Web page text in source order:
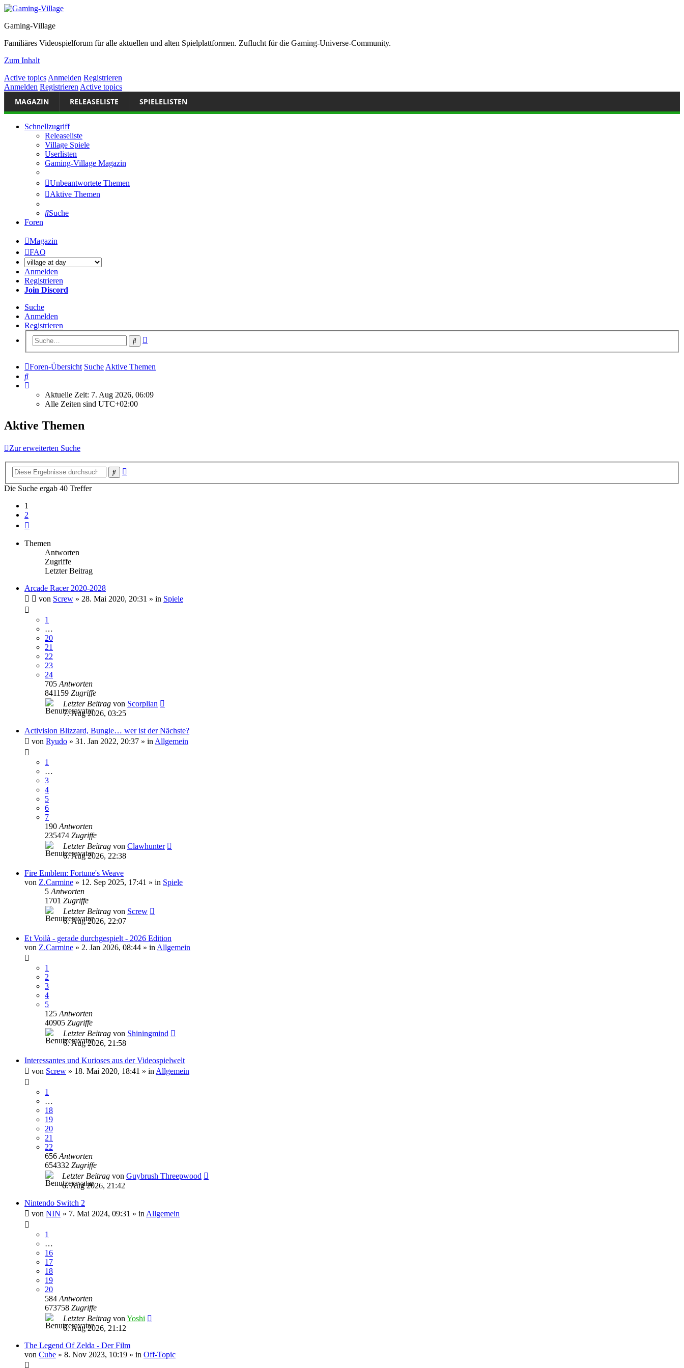
Gaming-Village
Familiäres Videospielforum für alle aktuellen und alten Spielplattformen. Zuflucht für die Gaming-Universe-Community.
Zum Inhalt
Active topics Anmelden Registrieren
Anmelden Registrieren Active topics
MAGAZIN RELEASELISTE SPIELELISTEN
Schnellzugriff
Releaseliste
Village Spiele
Userlisten
Gaming-Village Magazin
Unbeantwortete Themen
Aktive Themen
Suche
Foren
Magazin
FAQ
Anmelden
Registrieren
Join Discord
Suche
Anmelden
Registrieren
Suche
Foren-Übersicht Suche Aktive Themen
Suche
Aktuelle Zeit: 7. Aug 2026, 06:09
Alle Zeiten sind UTC+02:00
Aktive Themen
Zur erweiterten Suche
Suche
Die Suche ergab 40 Treffer
1
2
Themen
Antworten
Zugriffe
Letzter Beitrag
Arcade Racer 2020-2028
von Screw » 28. Mai 2020, 20:31 » in Spiele
1
…
20
21
22
23
24
705 Antworten
841159 Zugriffe
Letzter Beitrag von Scorplian
7. Aug 2026, 03:25
Activision Blizzard, Bungie… wer ist der Nächste?
von Ryudo » 31. Jan 2022, 20:37 » in Allgemein
1
…
3
4
5
6
7
190 Antworten
235474 Zugriffe
Letzter Beitrag von Clawhunter
6. Aug 2026, 22:38
Fire Emblem: Fortune's Weave
von Z.Carmine » 12. Sep 2025, 17:41 » in Spiele
5 Antworten
1701 Zugriffe
Letzter Beitrag von Screw
6. Aug 2026, 22:07
Et Voilà - gerade durchgespielt - 2026 Edition
von Z.Carmine » 2. Jan 2026, 08:44 » in Allgemein
1
2
3
4
5
125 Antworten
40905 Zugriffe
Letzter Beitrag von Shiningmind
6. Aug 2026, 21:58
Interessantes und Kurioses aus der Videospielwelt
von Screw » 18. Mai 2020, 18:41 » in Allgemein
1
…
18
19
20
21
22
656 Antworten
654332 Zugriffe
Letzter Beitrag von Guybrush Threepwood
6. Aug 2026, 21:42
Nintendo Switch 2
von NIN » 7. Mai 2024, 09:31 » in Allgemein
1
…
16
17
18
19
20
584 Antworten
673758 Zugriffe
Letzter Beitrag von Yoshi
6. Aug 2026, 21:12
The Legend Of Zelda - Der Film
von Cube » 8. Nov 2023, 10:19 » in Off-Topic